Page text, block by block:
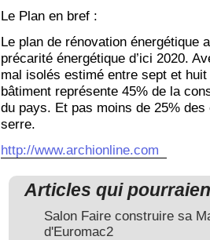
Le Plan en bref :
Le plan de rénovation énergétique
précarité énergétique d’ici 2020.
mal isolés estimé entre sept et
bâtiment représente 45% de la
du pays. Et pas moins de 25%
serre.
http://www.archionline.com
Articles qui
Salon Faire construire sa
d'Euromac2